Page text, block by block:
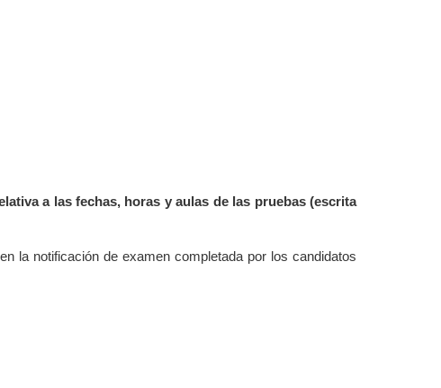
a las fechas, horas y aulas de las pruebas (escrita
la notificación de examen completada por los candidatos